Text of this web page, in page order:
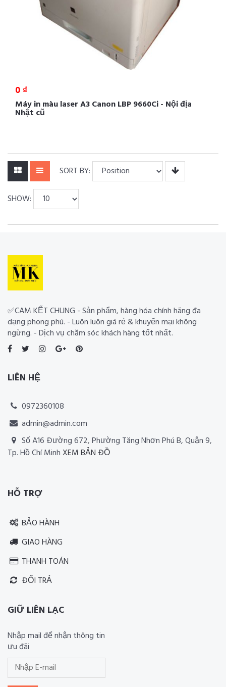
0 ₫
Máy in màu laser A3 Canon LBP 9660Ci - Nội địa
Nhật cũ
SORT BY:
SHOW:
✅CAM KẾT CHUNG - Sản phẩm, hàng hóa chính hãng đa
dạng phong phú. - Luôn luôn giá rẻ & khuyến mại không
ngừng. - Dịch vụ chăm sóc khách hàng tốt nhất.
LIÊN HỆ
0972360108
admin@admin.com
Số A16 Đường 672, Phường Tăng Nhơn Phú B, Quận 9,
Tp. Hồ Chí Minh XEM BẢN ĐỒ
HỖ TRỢ
BẢO HÀNH
GIAO HÀNG
THANH TOÁN
ĐỔI TRẢ
GIỮ LIÊN LẠC
Nhập mail để nhận thông tin
ưu đãi